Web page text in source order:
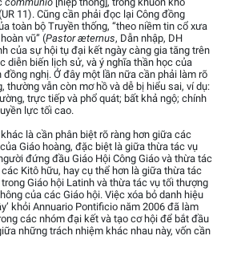
11). Cũng cần phải đọc lại Công đồng
toàn bộ Truyền thống, “theo niềm tin cổ xưa
vũ” (Pastor æternus, Dẫn nhập, DH
của sự hội tụ đại kết ngày càng gia tăng trên
diễn biến lịch sử, và ý nghĩa thần học của
nghị. Ở đây một lần nữa cần phải làm rõ
thường vẫn còn mơ hồ và dễ bị hiểu sai, ví dụ:
trực tiếp và phổ quát; bất khả ngộ; chính
lực tối cao.
là cần phân biệt rõ ràng hơn giữa các
Giáo hoàng, đặc biệt là giữa thừa tác vụ
đứng đầu Giáo Hội Công Giáo và thừa tác
Kitô hữu, hay cụ thể hơn là giữa thừa tác
Giáo hội Latinh và thừa tác vụ tối thượng
của các Giáo hội. Việc xóa bỏ danh hiệu
khỏi Annuario Pontificio năm 2006 đã làm
các nhóm đại kết và tạo cơ hội để bắt đầu
những trách nhiệm khác nhau này, vốn cần